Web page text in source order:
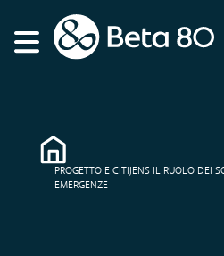
PROGETTO E CITIJENS IL RUOLO DEI
EMERGENZE